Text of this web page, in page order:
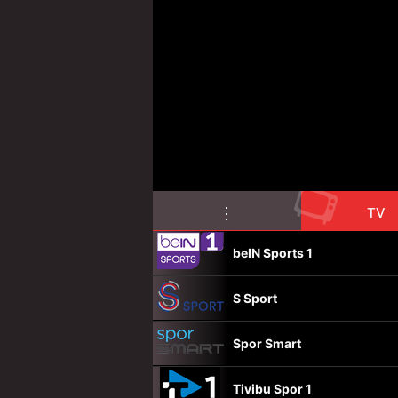
⋮ 📺 TV
beIN Sports 1
S Sport
Spor Smart
Tivibu Spor 1